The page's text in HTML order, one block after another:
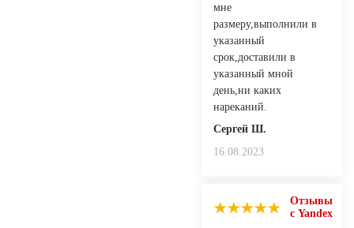
мне
размеру,выполнили в
указанный
срок,доставили в
указанный мной
день,ни каких
нареканий.
Сергей Ш.
16.08.2023
Отзывы
с Yandex